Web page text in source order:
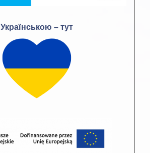
Українською – тут